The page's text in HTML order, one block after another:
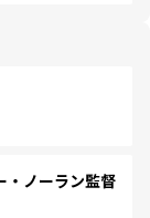
ノーラン監督